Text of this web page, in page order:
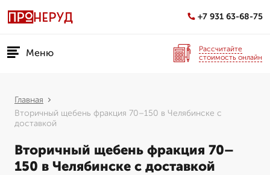
+7 931 63-68-75
Меню
Рассчитайте
стоимость онлайн
Главная
Вторичный щебень фракция 70–150 в Челябинске с
доставкой
Вторичный щебень фракция 70–
150 в Челябинске с доставкой